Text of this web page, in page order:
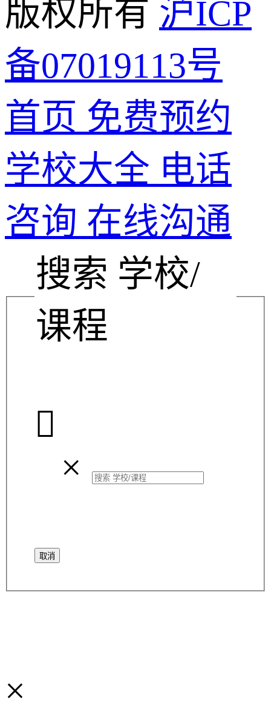
版权所有 沪ICP
备07019113号
首页 免费预约
学校大全 电话
咨询 在线沟通
搜索 学校/
课程

×
取消
×